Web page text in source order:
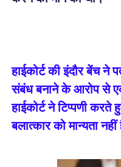
हाईकोर्ट की इंदौर बेंच ने
संबंध बनाने के आरोप से
हाईकोर्ट ने टिप्पणी करते
बलात्कार को मान्यता